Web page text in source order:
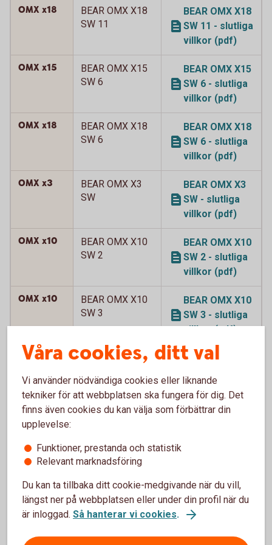
OMX x18
BEAR OMX X18
SW 11
BEAR OMX X18
SW 11 - slutliga
villkor (pdf)
OMX x15
BEAR OMX X15
SW 6
BEAR OMX X15
SW 6 - slutliga
villkor (pdf)
OMX x18
BEAR OMX X18
SW 6
BEAR OMX X18
SW 6 - slutliga
villkor (pdf)
OMX x3
BEAR OMX X3
SW
BEAR OMX X3
SW - slutliga
villkor (pdf)
OMX x10
BEAR OMX X10
SW 2
BEAR OMX X10
SW 2 - slutliga
villkor (pdf)
OMX x10
BEAR OMX X10
SW 3
BEAR OMX X10
SW 3 - slutliga
villkor (pdf)
OMX x10
BEAR OMX X10
BEAR OMX X10
villkor (pdf)
OMX x12
BEAR OMX X12
BEAR OMX X12
SW 2
SW 2 - slutliga
villkor (pdf)
Våra cookies, ditt val
Vi använder nödvändiga cookies eller liknande
tekniker för att webbplatsen ska fungera för dig. Det
finns även cookies du kan välja som förbättrar din
upplevelse:
Funktioner, prestanda och statistik
Relevant marknadsföring
Du kan ta tillbaka ditt cookie-medgivande när du vill,
längst ner på webbplatsen eller under din profil när du
är inloggad. Så hanterar vi cookies.